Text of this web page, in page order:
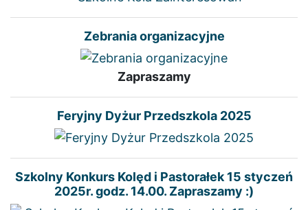
Zebrania organizacyjne
Zapraszamy
Feryjny Dyżur Przedszkola 2025
Szkolny Konkurs Kolęd i Pastorałek 15 styczeń
2025r. godz. 14.00. Zapraszamy :)